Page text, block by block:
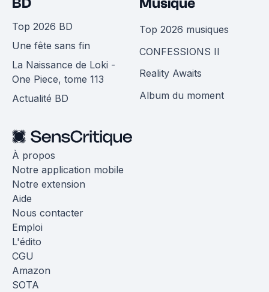
BD
Top 2026 BD
Une fête sans fin
La Naissance de Loki -
One Piece, tome 113
Actualité BD
Musique
Top 2026 musiques
CONFESSIONS II
Reality Awaits
Album du moment
À propos
Notre application mobile
Notre extension
Aide
Nous contacter
Emploi
L'édito
CGU
Amazon
SOTA